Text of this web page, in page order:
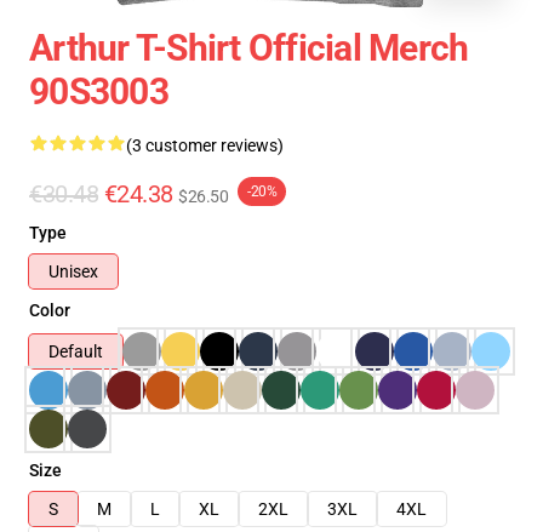
Arthur T-Shirt Official Merch
90S3003
(3 customer reviews)
€30.48 €24.38 $26.50 -20%
Type
Unisex
Color
Default
Size
S
M L XL 2XL 3XL
4XL